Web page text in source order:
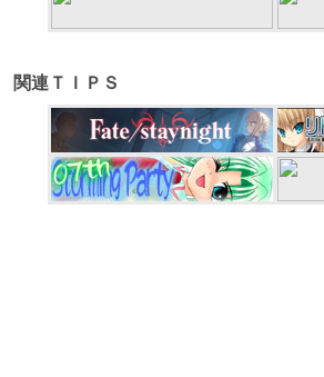
関連ＴＩＰＳ